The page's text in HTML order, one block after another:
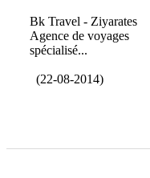
Bk Travel - Ziyarates
Agence de voyages
spécialisé...
(22-08-2014)